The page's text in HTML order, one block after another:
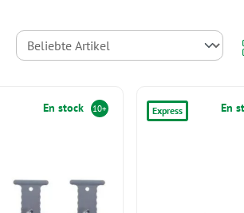
En stock 10+ Express En